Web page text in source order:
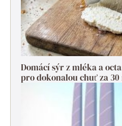
Domácí sýr z mléka a
pro dokonalou chuť za